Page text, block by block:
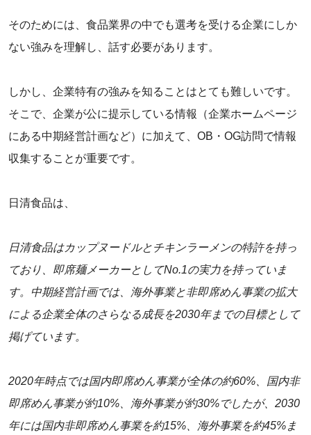
そのためには、食品業界の中でも選考を受ける企業にしか
ない強みを理解し、話す必要があります。
‌しかし、企業特有の強みを知ることはとても難しいです。
そこで、企業が公に提示している情報（企業ホームページ
にある中期経営計画など）に加えて、OB・OG訪問で情報
収集することが重要です。
‌日清食品は、
日清食品はカップヌードルとチキンラーメンの特許を持っ
ており、即席麺メーカーとしてNo.1の実力を持っていま
す。中期経営計画では、海外事業と非即席めん事業の拡大
による企業全体のさらなる成長を2030年までの目標として
掲げています。
2020年時点では国内即席めん事業が全体の約60%、国内非
即席めん事業が約10%、海外事業が約30%でしたが、2030
年には国内非即席めん事業を約15%、海外事業を約45%ま